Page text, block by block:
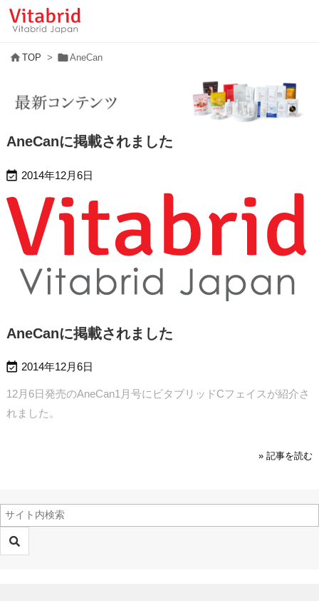
 TOP > AneCan
AneCanに掲載されました
 2014年12月6日
AneCanに掲載されました
 2014年12月6日
12月6日発売のAneCan1月号にビタブリッドCフェイスが紹介さ
れました。
» 記事を読む